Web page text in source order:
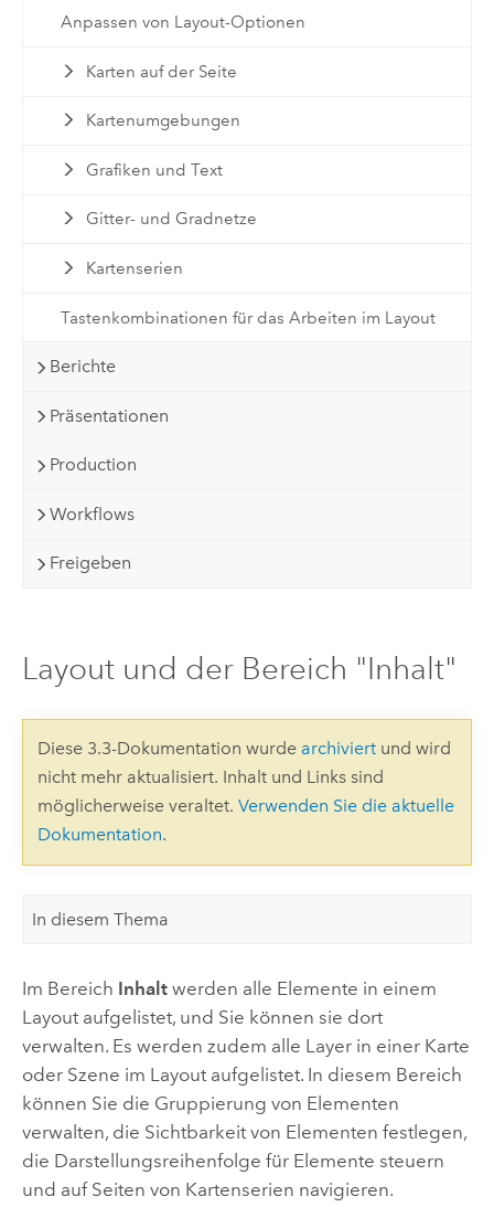
Anpassen von Layout-Optionen
Karten auf der Seite
Kartenumgebungen
Grafiken und Text
Gitter- und Gradnetze
Kartenserien
Tastenkombinationen für das Arbeiten im Layout
Berichte
Präsentationen
Production
Workflows
Freigeben
Layout und der Bereich "Inhalt"
Diese 3.3-Dokumentation wurde archiviertund wird
nicht mehr aktualisiert. Inhalt und Links sind
möglicherweise veraltet. Verwenden Sie die aktuelle
Dokumentation.
In diesem Thema
Im Bereich Inhaltwerden alle Elemente in einem
Layout aufgelistet, und Sie können sie dort
verwalten. Es werden zudem alle Layer in einer Karte
oder Szene im Layout aufgelistet. In diesem Bereich
können Sie die Gruppierung von Elementen
verwalten, die Sichtbarkeit von Elementen festlegen,
die Darstellungsreihenfolge für Elemente steuern
und auf Seiten von Kartenserien navigieren.